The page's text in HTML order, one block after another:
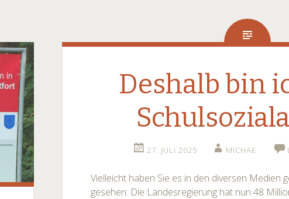
Deshalb bin
27. JULI 2025 MICHAE
Vielleicht haben Sie es in den diversen Medien
gesehen: Die Landesregierung hat nun 48